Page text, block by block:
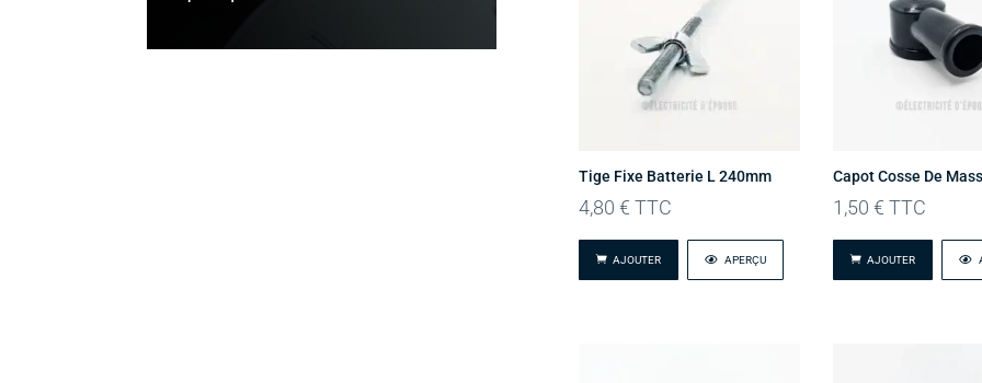
Tige Fixe Batterie L 240mm
4,80 € TTC
AJOUTER APERÇU
Capot Cosse De
1,50 € TTC
AJOUTER